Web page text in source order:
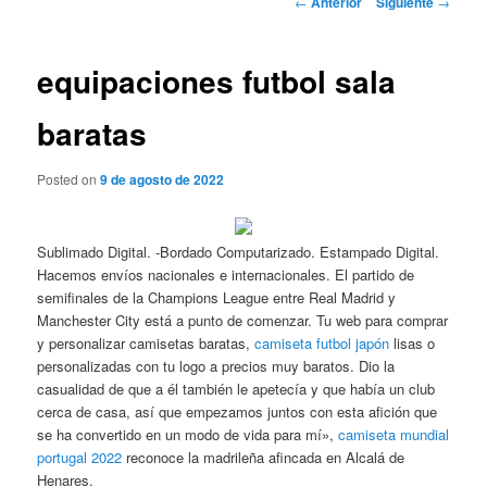
equipaciones futbol sala
baratas
Posted on9 de agosto de 2022
Sublimado Digital. -Bordado Computarizado. Estampado Digital.
Hacemos envíos nacionales e internacionales. El partido de
semifinales de la Champions League entre Real Madrid y
Manchester City está a punto de comenzar. Tu web para comprar
y personalizar camisetas baratas,camiseta futbol japón lisas o
personalizadas con tu logo a precios muy baratos. Dio la
casualidad de que a él también le apetecía y que había un club
cerca de casa, así que empezamos juntos con esta afición que
se ha convertido en un modo de vida para mí»,camiseta mundial
portugal 2022 reconoce la madrileña afincada en Alcalá de
Henares.